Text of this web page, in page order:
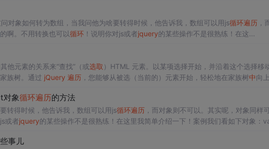
的
朋友问对象如何转为数组，当我问他为啥要转得时候，他告诉我，数组可以用js循环遍历，
的啊。不用转换也可以循环！说明你对js或者jquery的某些操作不是很熟练！在这...
他元素的关系来“查找”（或选取 ）HTML 元素。以某项选择开始，并沿着这个选择移
族树。通过 jQuery 遍历，您能够从被选（当前的）元素开始，轻松地在家族树中向
对象循环遍历的方法
转得时候，他告诉我，数组可以用js循环遍历，而对象则不可以。其实呢，对象同样
或者jquery的某些操作不是很熟练！在这里我简单介绍一下！案例我们看如下对象：
事儿